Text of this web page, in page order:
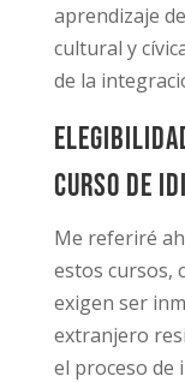
aprendizaje
cultural y
de la
curso de
Me referiré
estos cursos,
exigen ser
extranjero
el proceso de